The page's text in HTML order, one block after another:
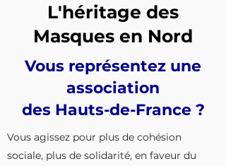
L'héritage des
Masques en Nord
Vous représentez une
association
des Hauts-de-France ?
Vous agissez pour plus de cohésion
sociale, plus de solidarité, en faveur du